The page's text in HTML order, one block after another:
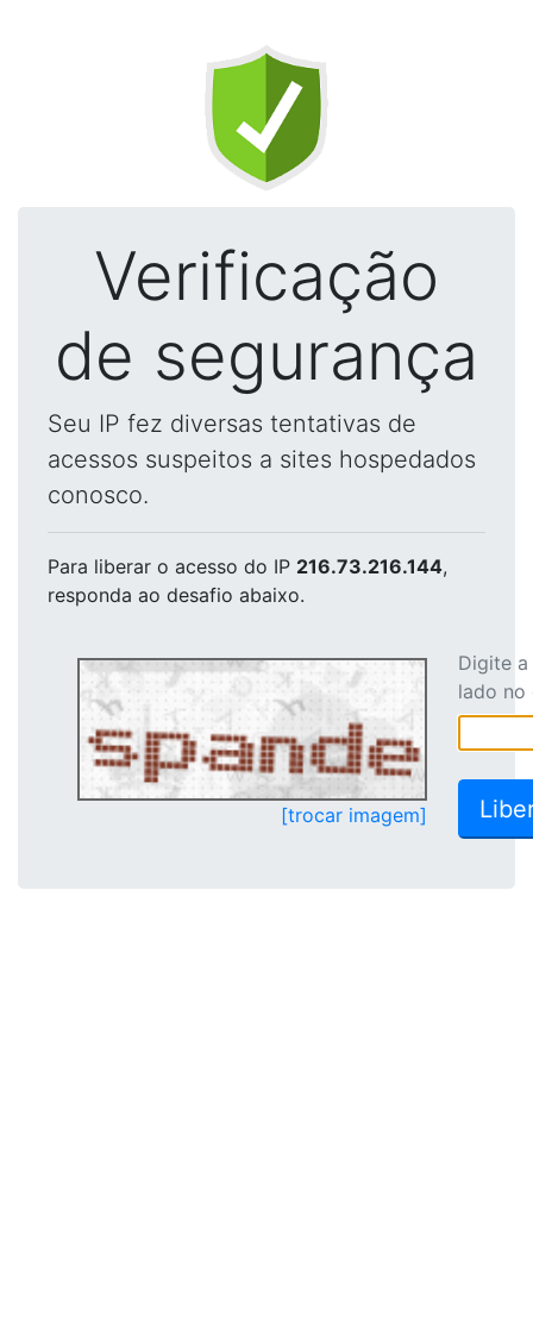
Verificação
de segurança
Seu IP fez diversas tentativas de
acessos suspeitos a sites hospedados
conosco.
Para liberar o acesso do IP 216.73.216.144,
responda ao desafio abaixo.
[trocar imagem]
Digite
lado no